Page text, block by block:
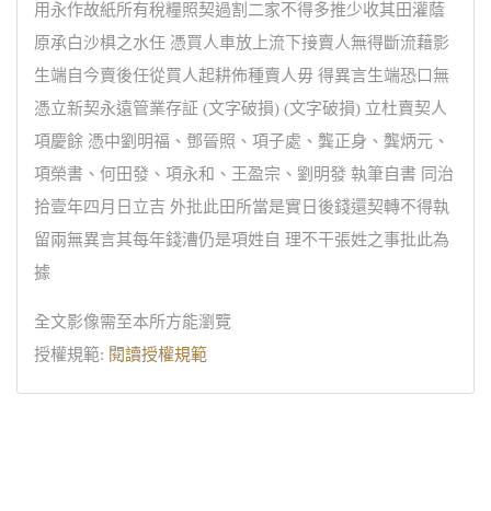
用永作故紙所有稅糧照契過割二家不得多推少收其田灌蔭
原承白沙椇之水任 憑買人車放上流下接賣人無得斷流藉影
生端自今賣後任從買人起耕佈種賣人毋 得異言生端恐口無
憑立新契永遠管業存証 (文字破損) (文字破損) 立杜賣契人
項慶餘 憑中劉明福、鄧晉照、項子處、龔正身、龔炳元、
項榮書、何田發、項永和、王盈宗、劉明發 執筆自書 同治
拾壹年四月日立吉 外批此田所當是實日後錢還契轉不得執
留兩無異言其每年錢漕仍是項姓自 理不干張姓之事批此為
據
全文影像需至本所方能瀏覽
授權規範: 閱讀授權規範